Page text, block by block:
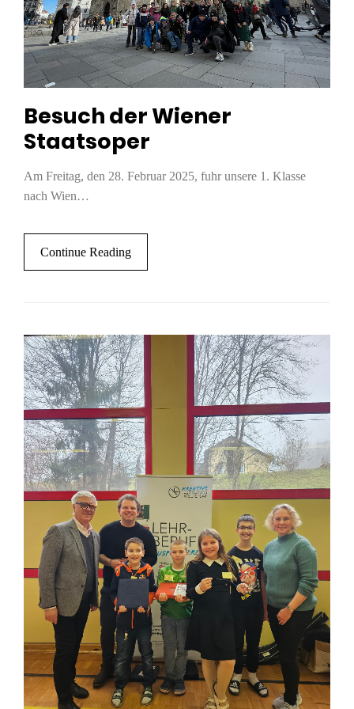
Besuch der Wiener
Staatsoper
Am Freitag, den 28. Februar 2025, fuhr unsere 1. Klasse
nach Wien…
Continue Reading